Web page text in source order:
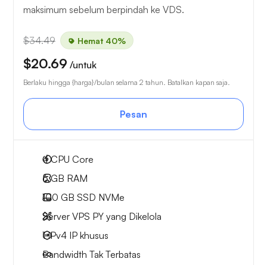
maksimum sebelum berpindah ke VDS.
$34.49 Hemat 40%
$20.69 /untuk
Berlaku hingga {harga}/bulan selama 2 tahun. Batalkan kapan saja.
Pesan
4CPU Core
6 GB RAM
100 GB SSD NVMe
Server VPS PY yang Dikelola
1 IPv4 IP khusus
Bandwidth Tak Terbatas